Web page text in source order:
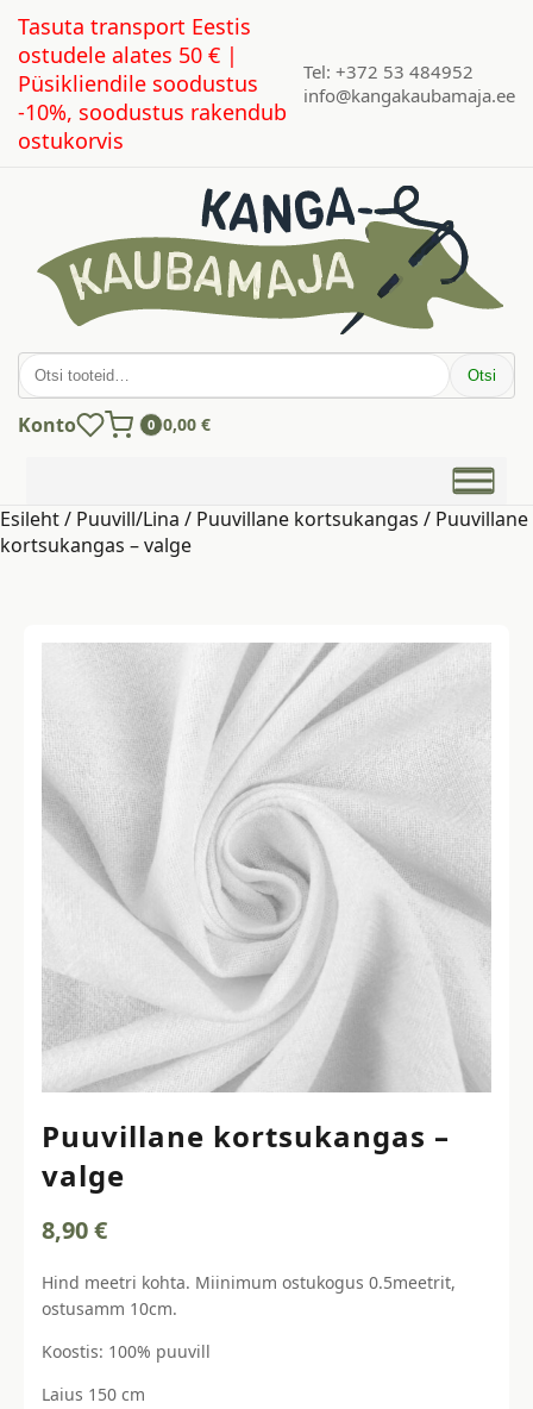
Tasuta transport Eestis
ostudele alates 50 € |
Püsikliendile soodustus
-10%, soodustus rakendub
ostukorvis
Tel: +372 53 484952
info@kangakaubamaja.ee
Otsi: Otsi
Konto 0 0,00 €
Esileht/ Puuvill/Lina / Puuvillane kortsukangas / Puuvillane
kortsukangas – valge
Puuvillane kortsukangas –
valge
8,90€
Hind meetri kohta. Miinimum ostukogus 0.5meetrit,
ostusamm 10cm.
Koostis: 100% puuvill
Laius 150 cm